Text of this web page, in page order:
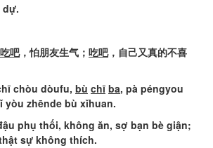
dự.
吧，怕朋友生气； 吃吧，自己又真的不喜
chòu dòufu, bù chī ba, pà péngyou
yòu zhēnde bù xǐhuan.
phụ thối, không ăn, sợ bạn bè giận;
sự không thích.